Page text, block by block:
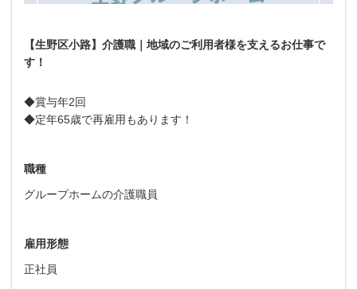
【生野区小路】介護職｜地域のご利用者様を支えるお仕事で
す！
◆賞与年2回
◆定年65歳で再雇用もあります！
職種
グループホームの介護職員
雇用形態
正社員